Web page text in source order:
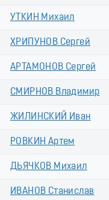
УТКИН Михаил
ХРИПУНОВ Сергей
АРТАМОНОВ Сергей
СМИРНОВ Владимир
ЖИЛИНСКИЙ Иван
РОВКИН Артем
ДЬЯЧКОВ Михаил
ИВАНОВ Станислав